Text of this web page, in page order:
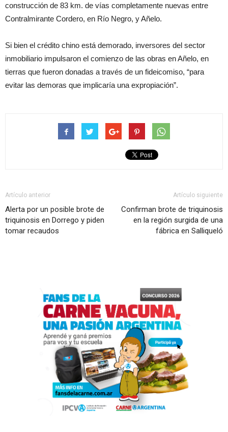
construcción de 83 km. de vías completamente nuevas entre
Contralmirante Cordero, en Río Negro, y Añelo.
Si bien el crédito chino está demorado, inversores del sector
inmobiliario impulsaron el comienzo de las obras en Añelo, en
tierras que fueron donadas a través de un fideicomiso, “para
evitar las demoras que implicaría una expropiación”.
Artículo anterior
Alerta por un posible brote de
triquinosis en Dorrego y piden
tomar recaudos
Artículo siguiente
Confirman brote de triquinosis
en la región surgida de una
fábrica en Salliqueló